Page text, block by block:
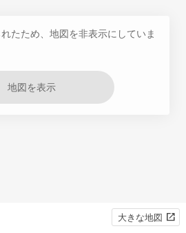
たため、地図を非表示にしていま
地図を表示
大きな地図